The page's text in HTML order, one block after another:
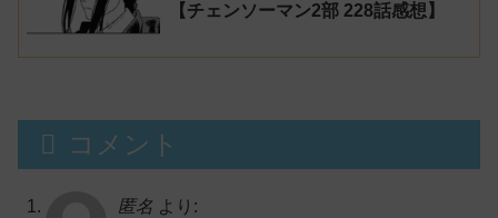
【チェンソーマン2部 228話感想】
コメント
匿名 より: